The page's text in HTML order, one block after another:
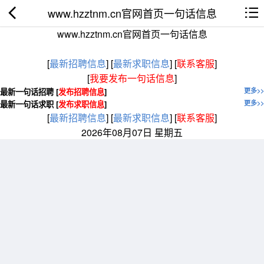
www.hzztnm.cn官网首页一句话信息
www.hzztnm.cn官网首页一句话信息
[最新招聘信息] [最新求职信息] [联系客服]
[我要发布一句话信息]
更多>>
最新一句话招聘 [发布招聘信息]
更多>>
最新一句话求职 [发布求职信息]
[最新招聘信息] [最新求职信息] [联系客服]
2026年08月07日 星期五